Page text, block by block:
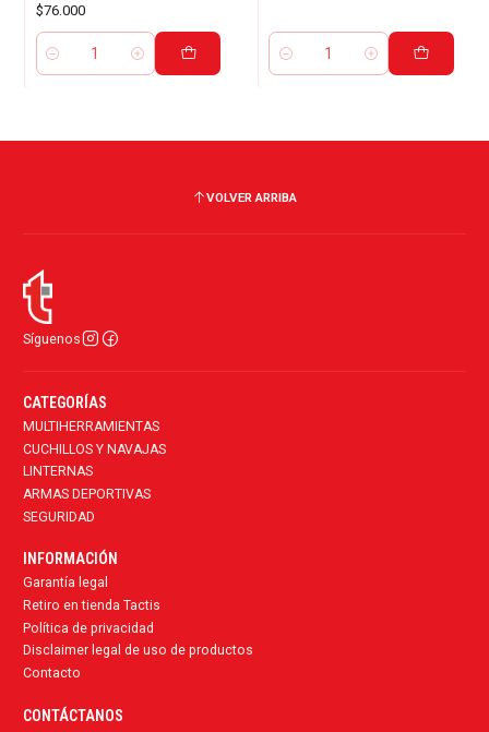
$76.000
Cantidad Cantidad
VOLVER ARRIBA
Síguenos
CATEGORÍAS
MULTIHERRAMIENTAS
CUCHILLOS Y NAVAJAS
LINTERNAS
ARMAS DEPORTIVAS
SEGURIDAD
INFORMACIÓN
Garantía legal
Retiro en tienda Tactis
Política de privacidad
Disclaimer legal de uso de productos
Contacto
CONTÁCTANOS